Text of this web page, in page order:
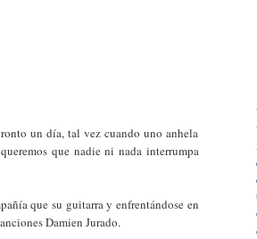
un día, tal vez cuando uno anhela
que nadie ni nada interrumpa
que su guitarra y enfrentándose en
Damien Jurado.